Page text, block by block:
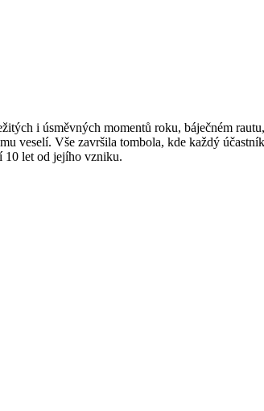
i úsměvných momentů roku, báječném
veselí. Vše završila tombola, kde každý
10 let od jejího vzniku.